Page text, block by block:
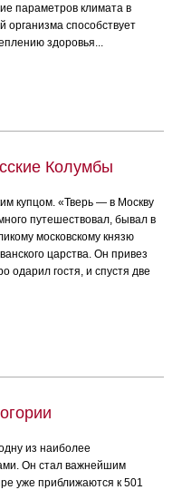
параметров климата в
способствует
здоровья...
Колумбы
купцом. «Тверь — в Москву
путешествовал, бывал в
московскому князю
царства. Он привез
одарил гостя, и спустя две
из наиболее
Он стал важнейшим
уже приближаются к 501